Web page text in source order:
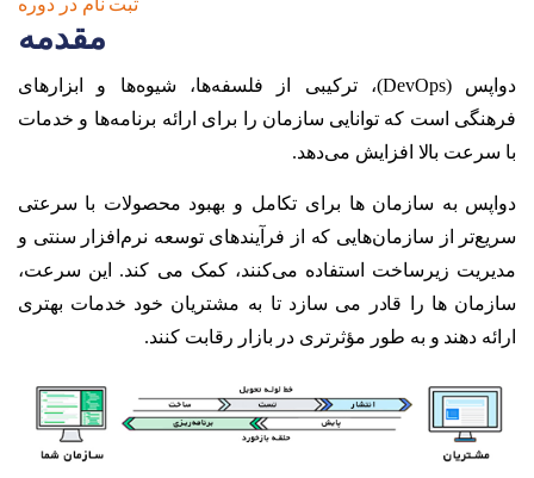
مقدمه
دواپس (DevOps)، ترکیبی از فلسفه‌ها، شیوه‌ها و ابزارهای
فرهنگی است که توانایی سازمان را برای ارائه برنامه‌ها و خدمات
با سرعت بالا افزایش می‌دهد.
دواپس به سازمان ها برای تکامل و بهبود محصولات با سرعتی
سریع‌تر از سازمان‌هایی که از فرآیندهای توسعه نرم‌افزار سنتی و
مدیریت زیرساخت استفاده می‌کنند، کمک می کند. این سرعت،
سازمان ها را قادر می سازد تا به مشتریان خود خدمات بهتری
ارائه دهند و به طور مؤثرتری در بازار رقابت کنند.